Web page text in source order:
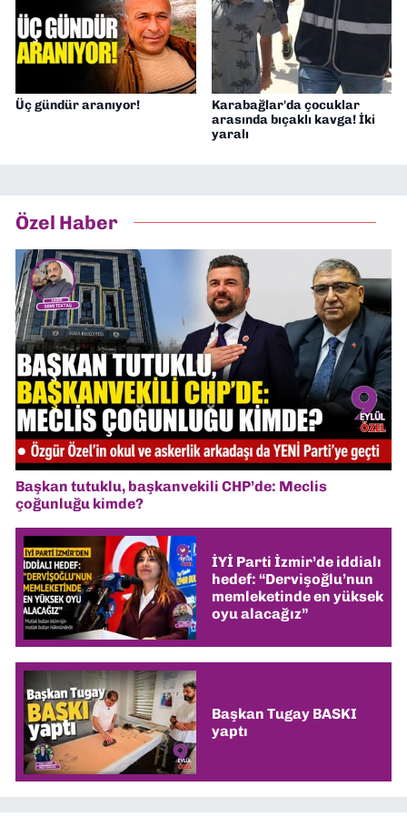
Üç gündür aranıyor!
Karabağlar'da çocuklar
arasında bıçaklı kavga! İki
yaralı
Özel Haber
Başkan tutuklu, başkanvekili CHP’de: Meclis
çoğunluğu kimde?
İYİ Parti İzmir’de iddialı
hedef: “Dervişoğlu’nun
memleketinde en yüksek
oyu alacağız”
Başkan Tugay BASKI
yaptı